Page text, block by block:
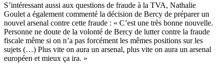
S’intéressant aussi aux questions de fraude à la TVA, Nathalie
Goulet a également commenté la décision de Bercy de préparer un
nouvel arsenal contre cette fraude : « C’est une très bonne nouvelle.
Personne ne doute de la volonté de Bercy de lutter contre la fraude
fiscale même si on n’a pas forcément les mêmes positions sur les
sujets (…) Plus vite on aura un arsenal, plus vite on aura un arsenal
européen et mieux ça ira. »